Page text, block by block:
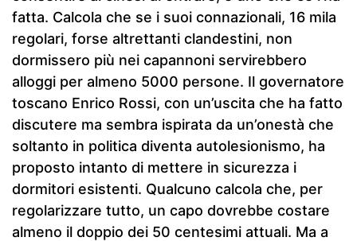
fatta. Calcola che se i suoi connazionali, 16 mila
regolari, forse altrettanti clandestini, non
dormissero più nei capannoni servirebbero
alloggi per almeno 5000 persone. Il governatore
toscano Enrico Rossi, con un’uscita che ha fatto
discutere ma sembra ispirata da un’onestà che
soltanto in politica diventa autolesionismo, ha
proposto intanto di mettere in sicurezza i
dormitori esistenti. Qualcuno calcola che, per
regolarizzare tutto, un capo dovrebbe costare
almeno il doppio dei 50 centesimi attuali. Ma a